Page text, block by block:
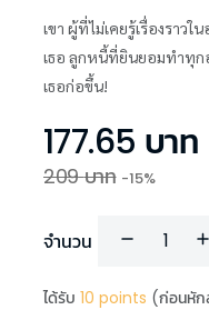
เขา ผู้ที่ไม่เคยรู้เรื่องราวในอดีตที่เกิดขึ้นกลับต้องเป็นผู้ชำระแค้น
เธอ ลูกหนี้ที่ยินยอมทำทุกอย่างเพื่อชดใช้ความแค้นที่พ่อแม่ของ
เธอก่อขึ้น!
177.65 บาท
209บาท -15%
จำนวน
ได้รับ 10 points (ก่อนหั